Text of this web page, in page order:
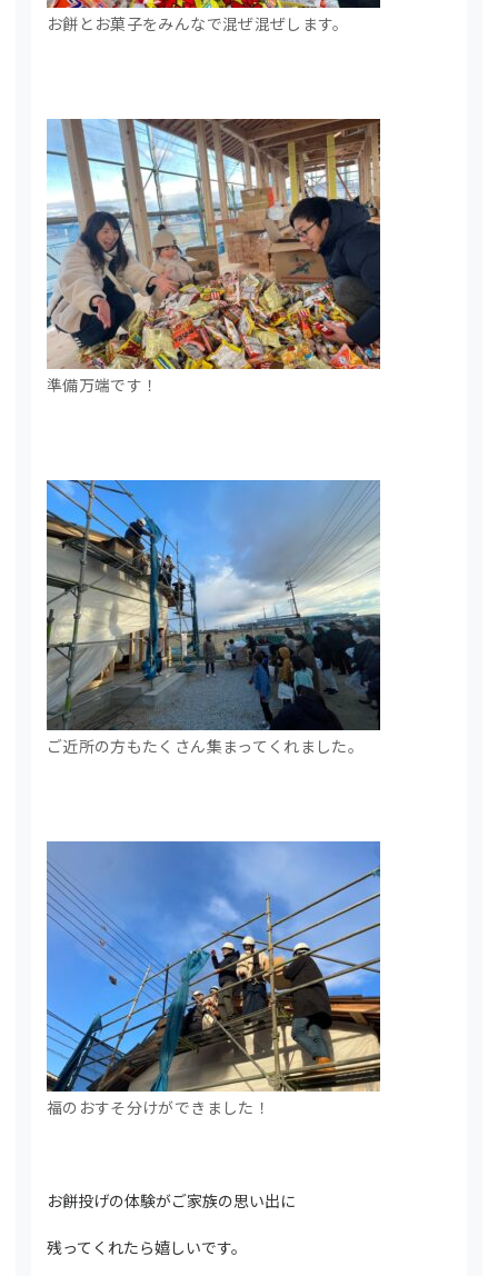
お餅とお菓子をみんなで混ぜ混ぜします。
準備万端です！
ご近所の方もたくさん集まってくれました。
福のおすそ分けができました！
お餅投げの体験がご家族の思い出に
残ってくれたら嬉しいです。